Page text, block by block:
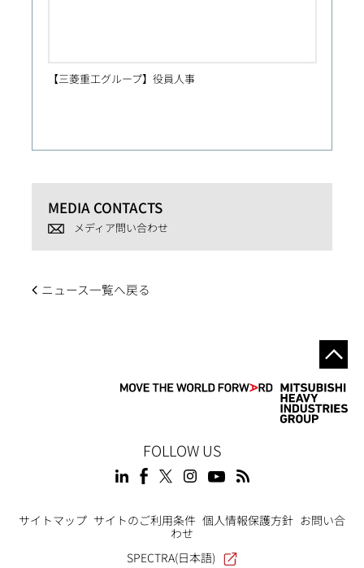
【三菱重工グループ】役員人事
MEDIA CONTACTS
メディア問い合わせ
ニュース一覧へ戻る
FOLLOW US
Footer
サイトマップ サイトのご利用条件 個人情報保護方針 お問い合
わせ
SPECTRA(日本語)